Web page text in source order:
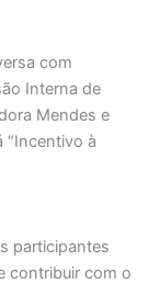
com
Interna de
Mendes e
“Incentivo à
participantes
contribuir com o